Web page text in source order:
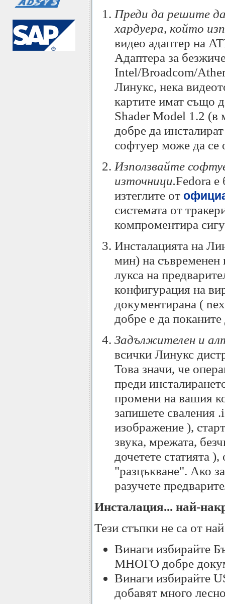
Преди да решите
хардуера, който
видео адаптер на
Адаптера за
Intel/Broadcom/
Линукс, нека
картите имат също
Shader Model 1.2 (в
добре да
софтуер може да се
Използвайте
източници.Fedora е
изтеглите от
системата от
компроментира
Инсталацията на
мин) на
лукса на
конфигурация на
документирана (
добре е да
Задължителен и
всички Линукс
Това значи, че
преди
промени на вашия
запишете сваления
изображение ),
звука, мрежата,
дочетете статията
"разцъкване". Ако
разучете
Инсталация... най-
Тези стъпки не са от
Винаги избирайте
МНОГО добре
Винаги избирайте
добавят много